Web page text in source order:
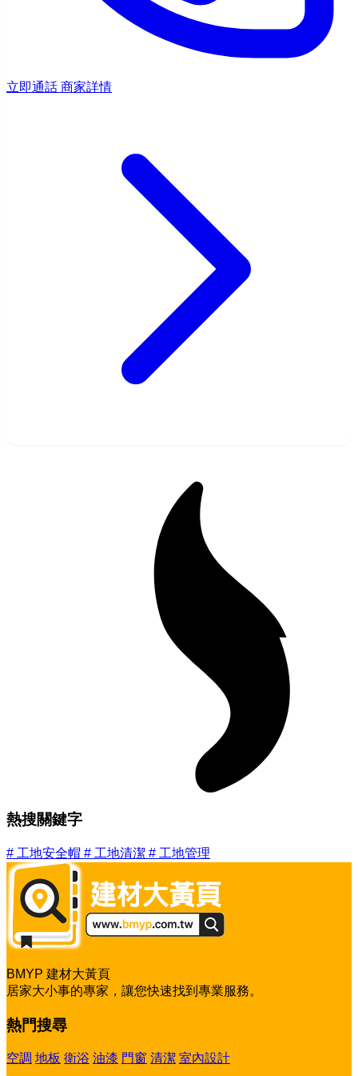
立即通話 商家詳情
熱搜關鍵字
# 工地安全帽 # 工地清潔 # 工地管理
BMYP 建材大黃頁
居家大小事的專家，讓您快速找到專業服務。
熱門搜尋
空調 地板 衛浴 油漆 門窗 清潔 室內設計